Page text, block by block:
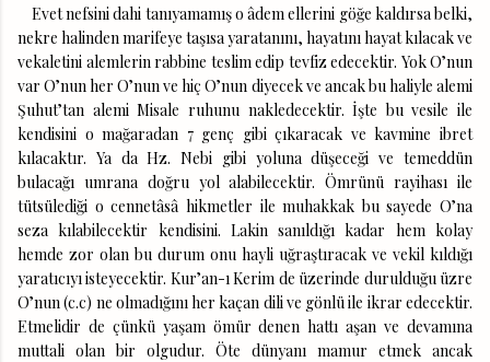
Evet nefsini dahi tanıyamamış o âdem ellerini göğe kaldırsa belki,
nekre halinden marifeye taşısa yaratanını, hayatını hayat kılacak ve
vekaletini alemlerin rabbine teslim edip tevfiz edecektir. Yok O’nun
var O’nun her O’nun ve hiç O’nun diyecek ve ancak bu haliyle alemi
Şuhut’tan alemi Misale ruhunu nakledecektir. İşte bu vesile ile
kendisini o mağaradan 7 genç gibi çıkaracak ve kavmine ibret
kılacaktır. Ya da Hz. Nebi gibi yoluna düşeceği ve temeddün
bulacağı umrana doğru yol alabilecektir. Ömrünü rayihası ile
tütsülediği o cennetâsâ hikmetler ile muhakkak bu sayede O’na
seza kılabilecektir kendisini. Lakin sanıldığı kadar hem kolay
hemde zor olan bu durum onu hayli uğraştıracak ve vekil kıldığı
yaratıcıyı isteyecektir. Kur’an-ı Kerim de üzerinde durulduğu üzre
O’nun (c.c) ne olmadığını her kaçan dili ve gönlü ile ikrar edecektir.
Etmelidir de çünkü yaşam ömür denen hattı aşan ve devamına
muttali olan bir olgudur. Öte dünyanı mamur etmek ancak